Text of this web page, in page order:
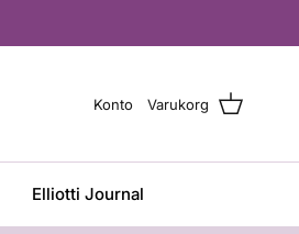
Konto Varukorg
Elliotti Journal